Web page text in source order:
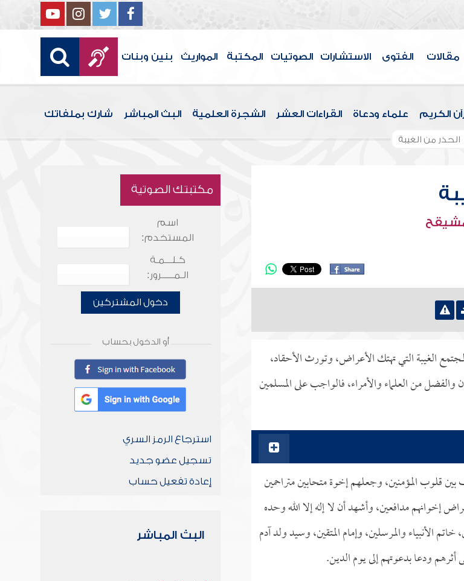
مقالات الفتوى الاستشارات الصوتيات المكتبة المواريث بنين وبنات
الكريم علماء ودعاة القراءات العشر الشجرة العلمية البث المباشر شارك بملفاتك
الحذر من الغيبة
الغيبة التي تهتك الأعراض، وتورث الأحقاد،
من العلماء والأمراء، فالواجب على المسلمين
بين قلوب المؤمنين، وجعلهم إخوة متحابين متراحمين
إخوانهم مدافعين، وأشهد أن لا إله إلا الله وحده
الأنبياء والمرسلين، وإمام المتقين، وسيد ولد آدم
أثرهم ودعا بدعوتهم إلى يوم الدين.
مكتبتك الصوتية
اسم
المستخدم:
كـلـــمـة
الـمـــــرور:
دخول المشتركين
أو الدخول بحساب
استرجاع الرمز السري
تسجيل عضو جديد
إعادة تفعيل حساب
البث المباشر